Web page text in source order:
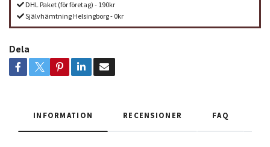
DHL Paket (för företag) - 190kr
Självhämtning Helsingborg - 0kr
Dela
INFORMATION RECENSIONER FAQ